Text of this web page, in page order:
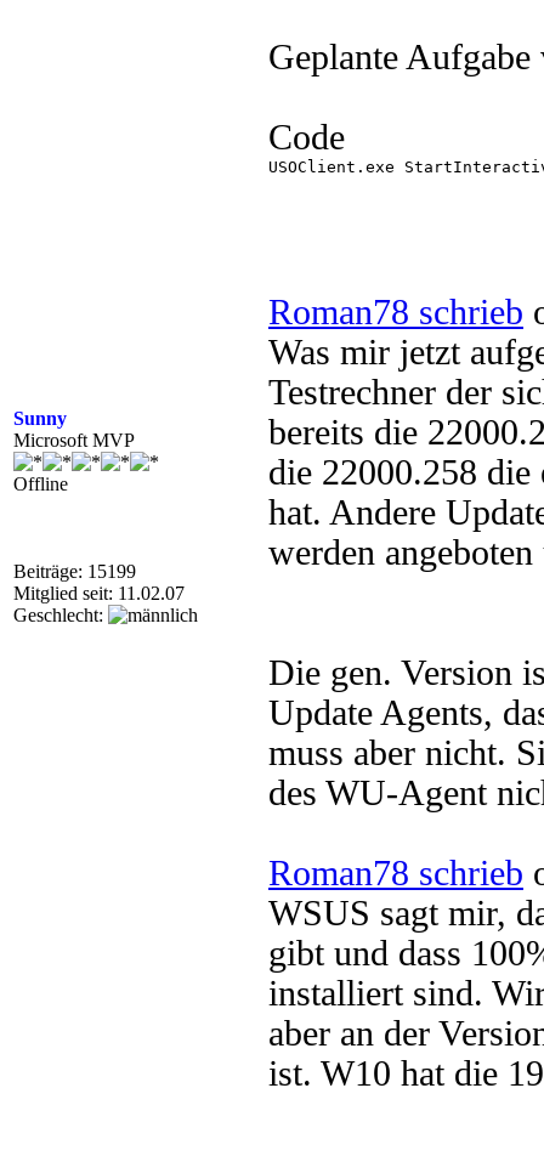
Sunny
Microsoft MVP
Offline
Beiträge: 15199
Mitglied seit: 11.02.07
Geschlecht:
Geplante
Code
USOClient.exe
Roman78 schrieb
Was mir jetzt
Testrechner der
bereits die
die 22000.258
hat. Andere
werden
Die gen. Version
Update Agents,
muss aber nicht.
des WU-Agent
Roman78 schrieb
WSUS sagt mir,
gibt und dass
installiert sind.
aber an der
ist. W10 hat die